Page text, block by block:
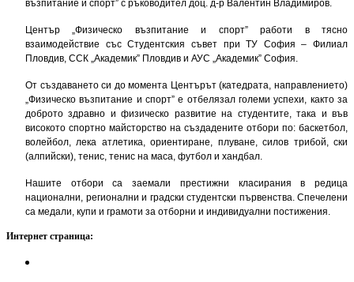
възпитание и спорт” с ръководител доц. д-р Валентин Владимиров.
Център „Физическо възпитание и спорт” работи в тясно
взаимодействие със Студентския съвет при ТУ София – Филиал
Пловдив, ССК „Академик” Пловдив и АУС „Академик” София.
От създаването си до момента Центърът (катедрата, направлението)
„Физическо възпитание и спорт” е отбелязал големи успехи, както за
доброто здравно и физическо развитие на студентите, така и във
високото спортно майсторство на създадените отбори по: баскетбол,
волейбол, лека атлетика, ориентиране, плуване, силов трибой, ски
(алпийски), тенис, тенис на маса, футбол и хандбал.
Нашите отбори са заемали престижни класирания в редица
национални, регионални и градски студентски първенства. Спечелени
са медали, купи и грамоти за отборни и индивидуални постижения.
Интернет страница: